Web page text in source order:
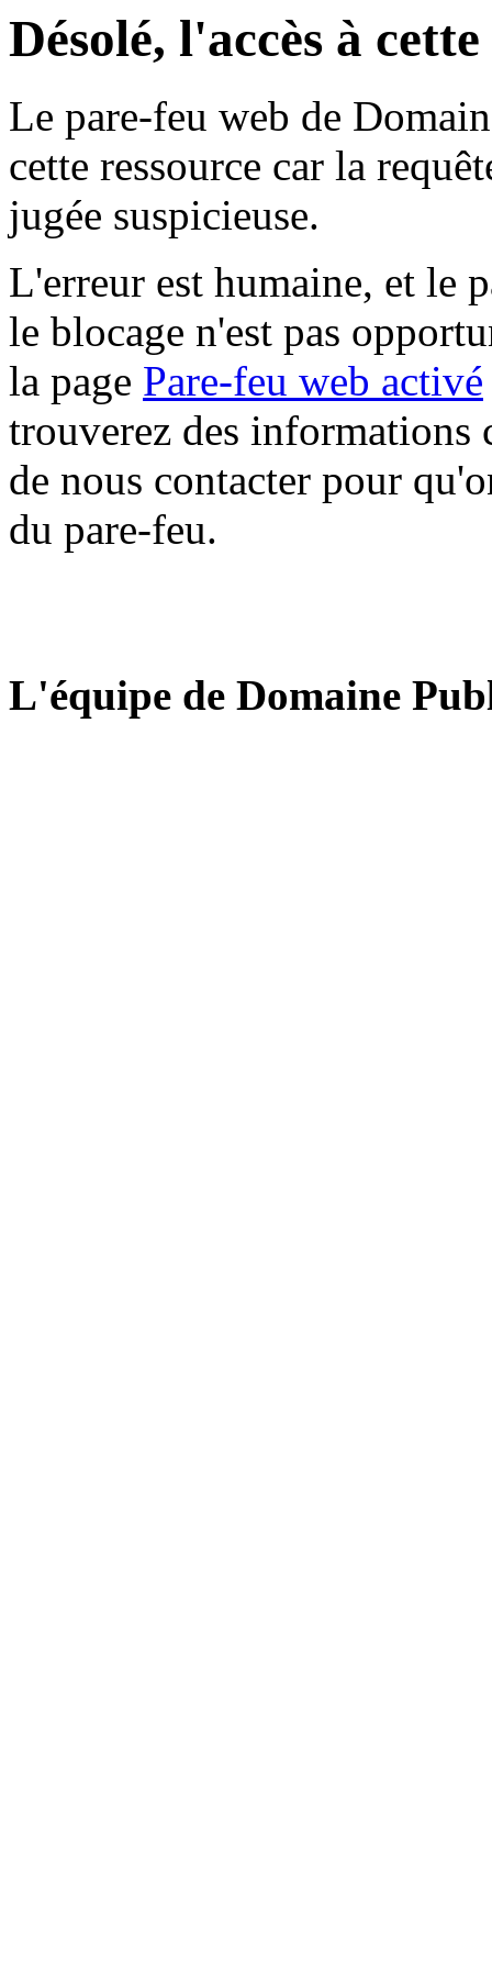
Désolé, l'accès à
Le pare-feu web de
cette ressource car la
jugée suspicieuse.
L'erreur est humaine, et le
le blocage n'est pas
la page Pare-feu web activé
trouverez des informations
de nous contacter pour
du pare-feu.
L'équipe de Domaine